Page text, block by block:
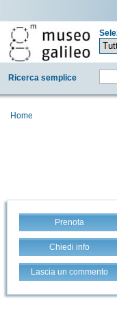
Ricerca semplice
Home
Prenota
Chiedi info
Lascia un commento